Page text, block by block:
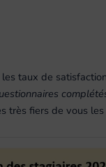
taux de
très fiers de vous